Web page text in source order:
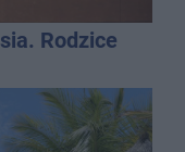
Rodzice